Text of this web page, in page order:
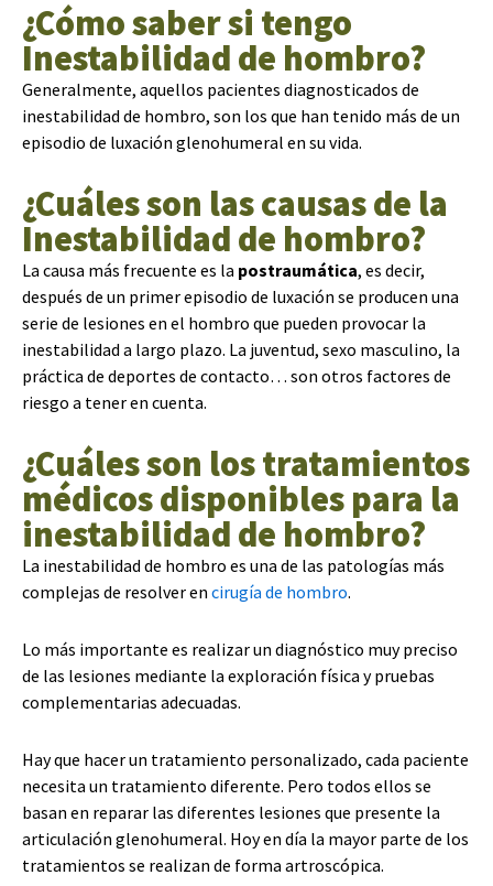
¿Cómo saber si tengo
Inestabilidad de hombro?
Generalmente, aquellos pacientes diagnosticados de
inestabilidad de hombro, son los que han tenido más de un
episodio de luxación glenohumeral en su vida.
¿Cuáles son las causas de la
Inestabilidad de hombro?
La causa más frecuente es la postraumática, es decir,
después de un primer episodio de luxación se producen una
serie de lesiones en el hombro que pueden provocar la
inestabilidad a largo plazo. La juventud, sexo masculino, la
práctica de deportes de contacto… son otros factores de
riesgo a tener en cuenta.
¿Cuáles son los tratamientos
médicos disponibles para la
inestabilidad de hombro?
La inestabilidad de hombro es una de las patologías más
complejas de resolver en cirugía de hombro.
Lo más importante es realizar un diagnóstico muy preciso
de las lesiones mediante la exploración física y pruebas
complementarias adecuadas.
Hay que hacer un tratamiento personalizado, cada paciente
necesita un tratamiento diferente. Pero todos ellos se
basan en reparar las diferentes lesiones que presente la
articulación glenohumeral. Hoy en día la mayor parte de los
tratamientos se realizan de forma artroscópica.